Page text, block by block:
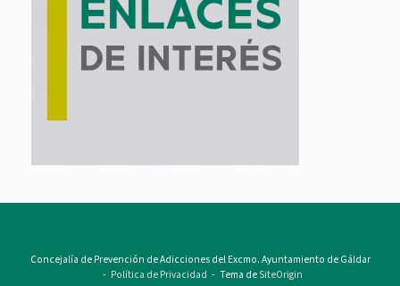
Concejalía de Prevención de Adicciones del Excmo. Ayuntamiento de Gáldar
Política de Privacidad
Tema de SiteOrigin